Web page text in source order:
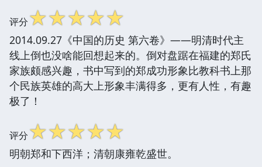
评分☆☆☆☆☆
2014.09.27《中国的历史 第六卷》——明清时代主
线上倒也没啥能回想起来的。倒对盘踞在福建的郑氏
家族颇感兴趣，书中写到的郑成功形象比教科书上那
个民族英雄的高大上形象丰满得多，更有人性，有趣
极了！
评分☆☆☆☆☆
明朝郑和下西洋；清朝康雍乾盛世。